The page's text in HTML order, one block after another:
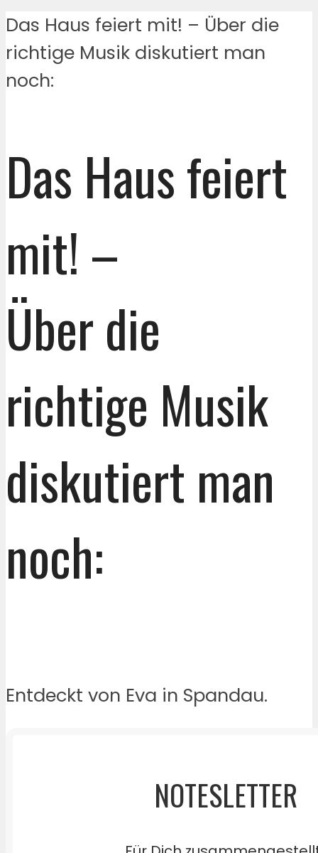
Das Haus feiert mit! – Über die
richtige Musik diskutiert man
noch:
Das Haus feiert
mit! –
Über die
richtige Musik
diskutiert man
noch:
Entdeckt von Eva in Spandau.
NOTESLETTER